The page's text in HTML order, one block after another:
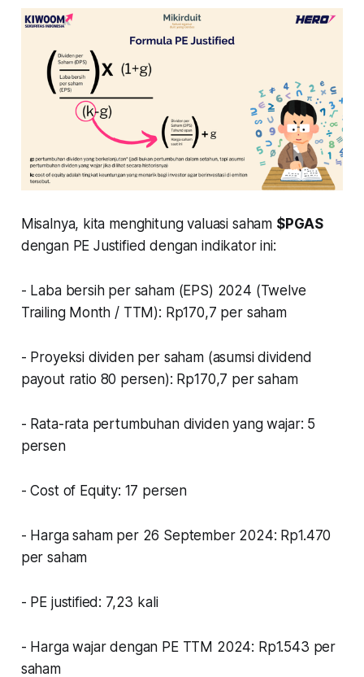
Misalnya, kita menghitung valuasi saham $PGAS
dengan PE Justified dengan indikator ini:
- Laba bersih per saham (EPS) 2024 (Twelve
Trailing Month / TTM): Rp170,7 per saham
- Proyeksi dividen per saham (asumsidividend
payout ratio 80 persen): Rp170,7 per saham
- Rata-rata pertumbuhan dividen yang wajar: 5
persen
- Cost of Equity: 17 persen
- Harga saham per 26 September 2024: Rp1.470
per saham
- PE justified: 7,23 kali
- Harga wajar dengan PE TTM 2024: Rp1.543 per
saham